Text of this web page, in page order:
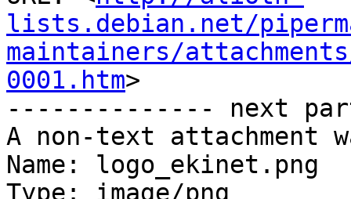
lists.debian.net/
maintainers/
0001.htm>
-------------- next
A non-text attachment
Name: logo_ekinet.png
Type: image/png